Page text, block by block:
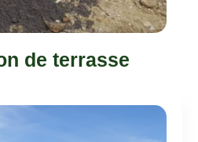
de terrasse